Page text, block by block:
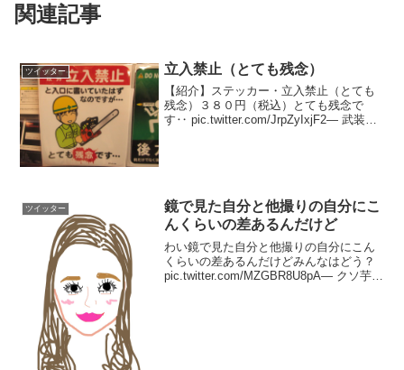
関連記事
ツイッター 立入禁止（とても残念）
【紹介】ステッカー・立入禁止（とても
残念）３８０円（税込）とても残念で
す‥ pic.twitter.com/JrpZyIxjF2— 武装商
ツイッター
鏡で見た自分と他撮りの自分にこ
んくらいの差あるんだけど
わい鏡で見た自分と他撮りの自分にこん
くらいの差あるんだけどみんなはどう？
pic.twitter.com/MZGBR8U8pA— クソ芋目